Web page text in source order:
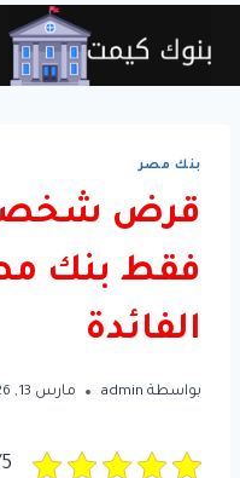
بنك مصر
قرض شخصي
فقط بنك
الفائدة
بواسطة admin مارس 13, 2026
5/5 -